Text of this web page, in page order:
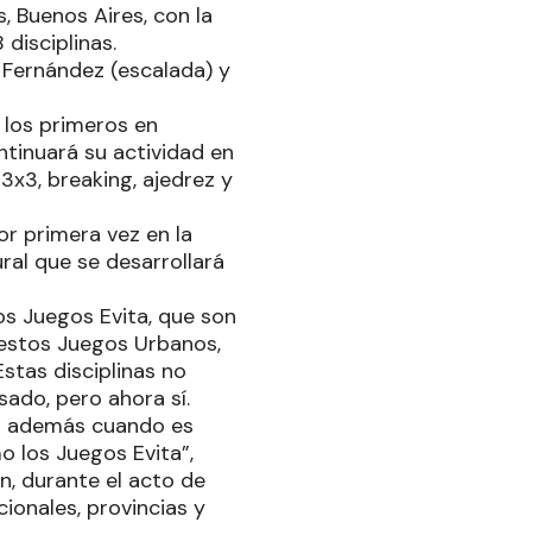
Buenos Aires, con la
disciplinas.
(escalada) y
primeros en
su actividad en
breaking, ajedrez y
primera vez en la
que se desarrollará
Juegos Evita, que son
Juegos Urbanos,
disciplinas no
pero ahora sí.
cuando es
los Juegos Evita”,
durante el acto de
provincias y